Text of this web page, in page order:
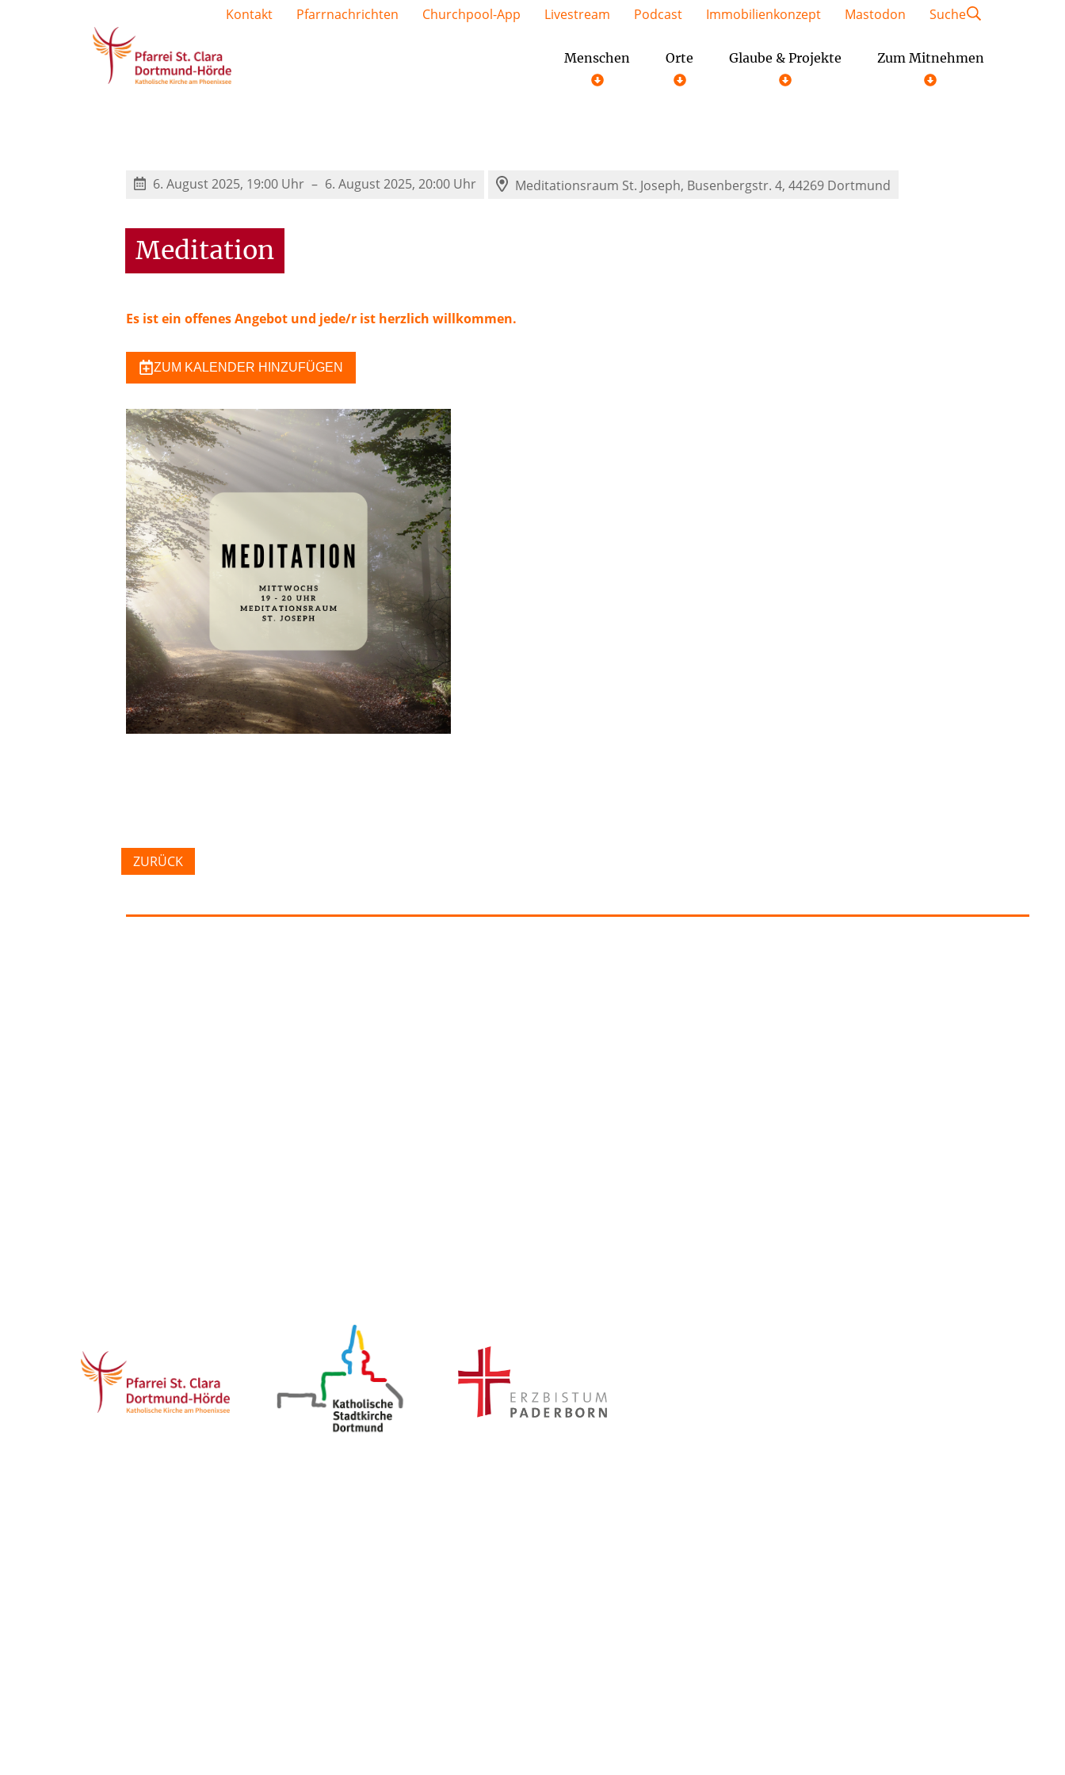
Menschen Orte Glaube & Projekte Zum Mitnehmen
Kontakt Pfarrnachrichten Churchpool-App Livestream Podcast Immobilienkonzept Mastodon Suche
6. August 2025, 19:00 Uhr 6. August 2025, 20:00 Uhr Meditationsraum St. Joseph, Busenbergstr. 4, 44269 Dortmund
Meditation
Es ist ein offenes Angebot und jede/r ist herzlich willkommen.
ZUM KALENDER HINZUFÜGEN
ZURÜCK